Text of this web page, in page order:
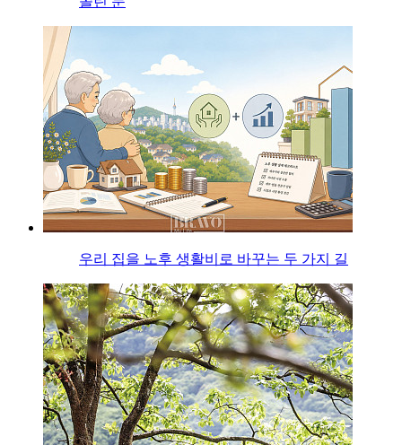
우리 집을 노후 생활비로 바꾸는 두 가지 길